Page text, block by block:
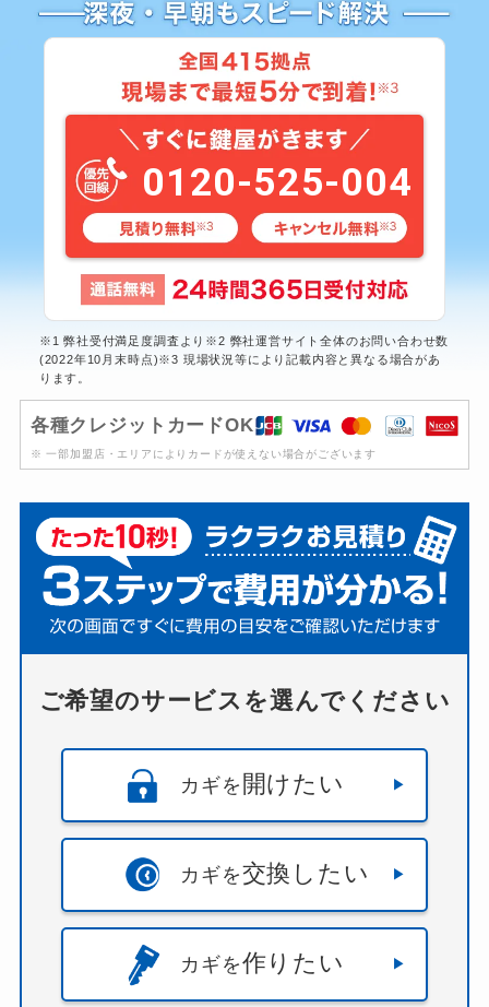
0120-525-004
※1 弊社受付満足度調査より※2 弊社運営サイト全体のお問い合わせ数
(2022年10月末時点)※3 現場状況等により記載内容と異なる場合があ
ります。
各種クレジットカードOK
※ 一部加盟店・エリアによりカードが使えない場合がございます
ご希望のサービスを選んでください
カギを 開けたい
カギを交換したい
カギを作りたい